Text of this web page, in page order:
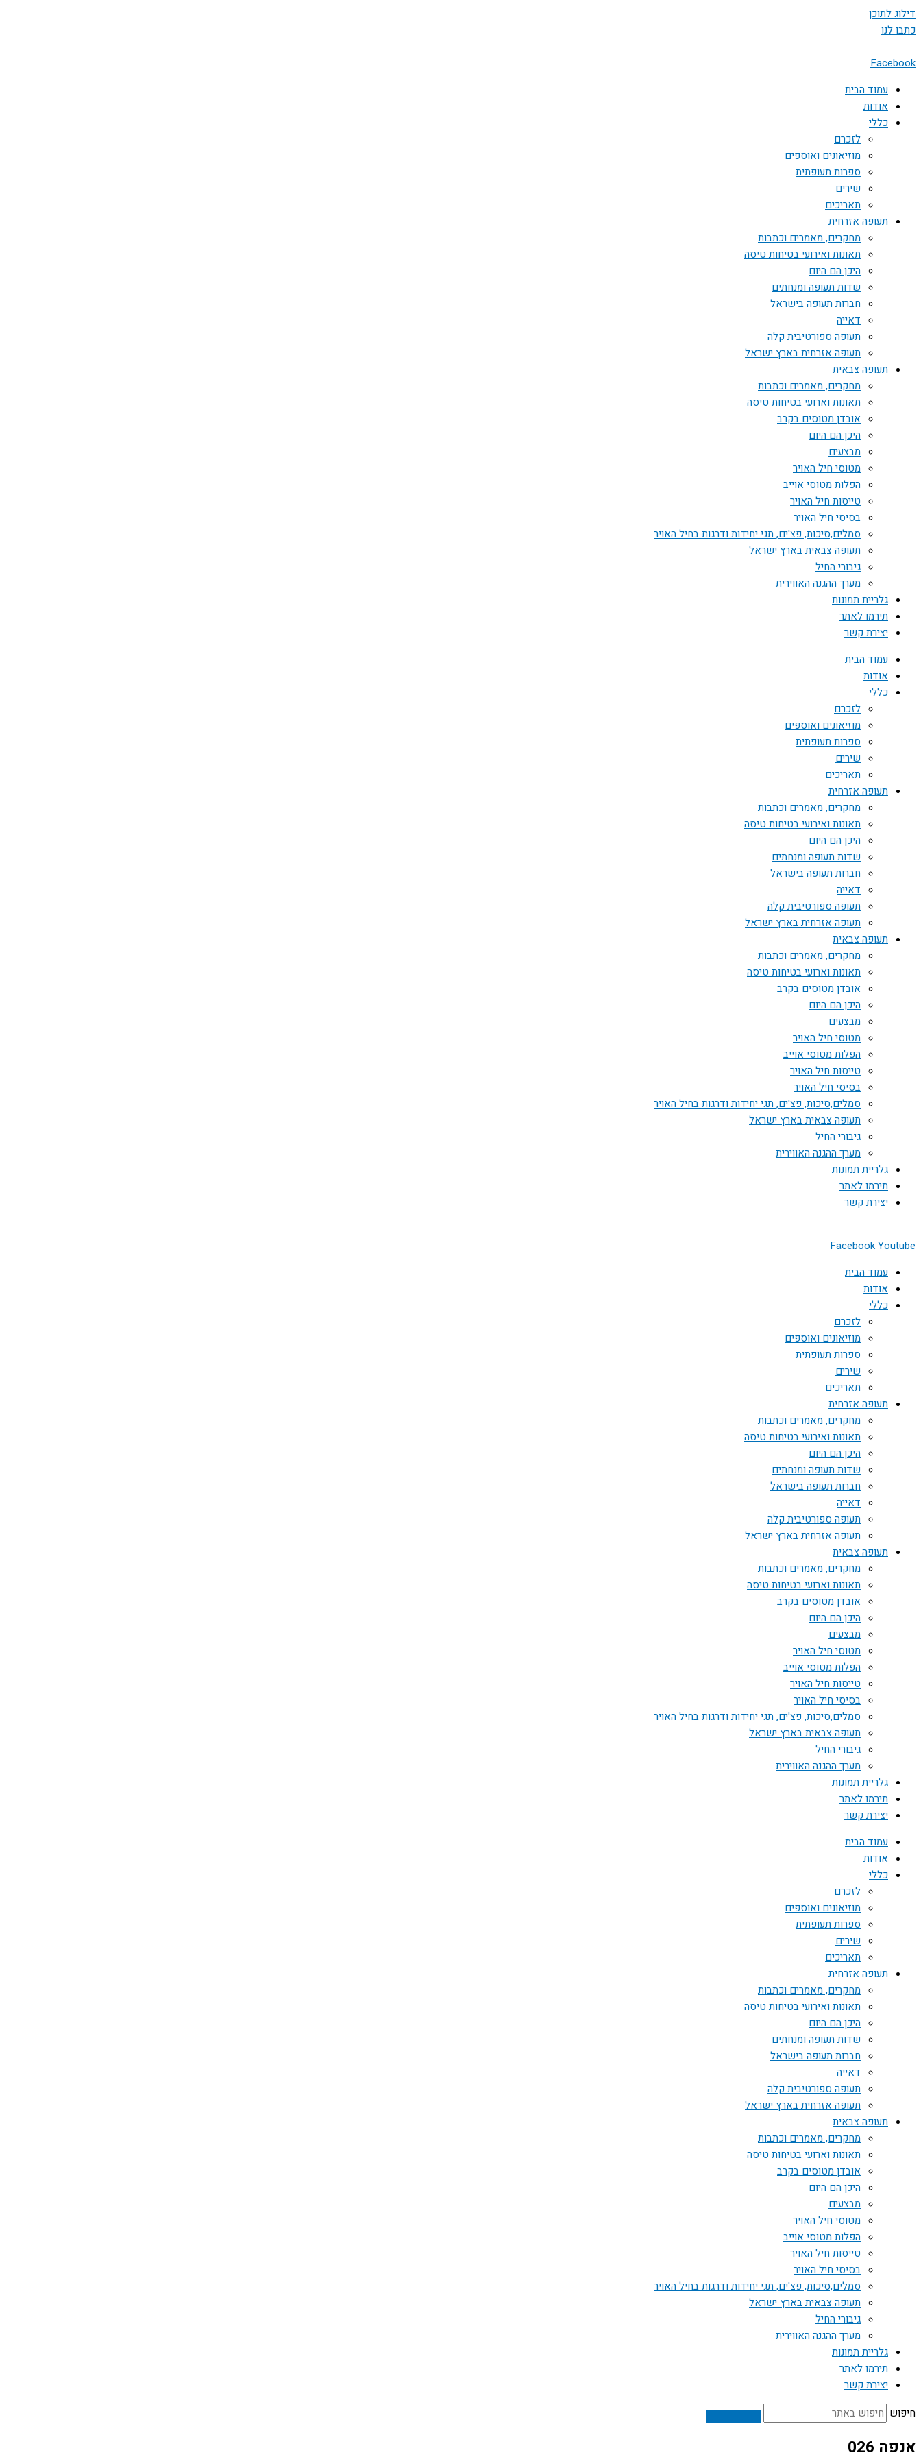
דילוג לתוכן
כתבו לנו
Facebook
עמוד הבית
אודות
כללי
לזכרם
מוזיאונים ואוספים
ספרות תעופתית
שירים
תאריכים
תעופה אזרחית
מחקרים, מאמרים וכתבות
תאונות ואירועי בטיחות טיסה
היכן הם היום
שדות תעופה ומנחתים
חברות תעופה בישראל
דאייה
תעופה ספורטיבית קלה
תעופה אזרחית בארץ ישראל
תעופה צבאית
מחקרים, מאמרים וכתבות
תאונות וארועי בטיחות טיסה
אובדן מטוסים בקרב
היכן הם היום
מבצעים
מטוסי חיל האויר
הפלות מטוסי אוייב
טייסות חיל האויר
בסיסי חיל האויר
סמלים,סיכות, פצ'ים, תגי יחידות ודרגות בחיל האויר
תעופה צבאית בארץ ישראל
גיבורי החיל
מערך ההגנה האווירית
גלריית תמונות
תירמו לאתר
יצירת קשר
עמוד הבית
אודות
כללי
לזכרם
מוזיאונים ואוספים
ספרות תעופתית
שירים
תאריכים
תעופה אזרחית
מחקרים, מאמרים וכתבות
תאונות ואירועי בטיחות טיסה
היכן הם היום
שדות תעופה ומנחתים
חברות תעופה בישראל
דאייה
תעופה ספורטיבית קלה
תעופה אזרחית בארץ ישראל
תעופה צבאית
מחקרים, מאמרים וכתבות
תאונות וארועי בטיחות טיסה
אובדן מטוסים בקרב
היכן הם היום
מבצעים
מטוסי חיל האויר
הפלות מטוסי אוייב
טייסות חיל האויר
בסיסי חיל האויר
סמלים,סיכות, פצ'ים, תגי יחידות ודרגות בחיל האויר
תעופה צבאית בארץ ישראל
גיבורי החיל
מערך ההגנה האווירית
גלריית תמונות
תירמו לאתר
יצירת קשר
FacebookYoutube
עמוד הבית
אודות
כללי
לזכרם
מוזיאונים ואוספים
ספרות תעופתית
שירים
תאריכים
תעופה אזרחית
מחקרים, מאמרים וכתבות
תאונות ואירועי בטיחות טיסה
היכן הם היום
שדות תעופה ומנחתים
חברות תעופה בישראל
דאייה
תעופה ספורטיבית קלה
תעופה אזרחית בארץ ישראל
תעופה צבאית
מחקרים, מאמרים וכתבות
תאונות וארועי בטיחות טיסה
אובדן מטוסים בקרב
היכן הם היום
מבצעים
מטוסי חיל האויר
הפלות מטוסי אוייב
טייסות חיל האויר
בסיסי חיל האויר
סמלים,סיכות, פצ'ים, תגי יחידות ודרגות בחיל האויר
תעופה צבאית בארץ ישראל
גיבורי החיל
מערך ההגנה האווירית
גלריית תמונות
תירמו לאתר
יצירת קשר
עמוד הבית
אודות
כללי
לזכרם
מוזיאונים ואוספים
ספרות תעופתית
שירים
תאריכים
תעופה אזרחית
מחקרים, מאמרים וכתבות
תאונות ואירועי בטיחות טיסה
היכן הם היום
שדות תעופה ומנחתים
חברות תעופה בישראל
דאייה
תעופה ספורטיבית קלה
תעופה אזרחית בארץ ישראל
תעופה צבאית
מחקרים, מאמרים וכתבות
תאונות וארועי בטיחות טיסה
אובדן מטוסים בקרב
היכן הם היום
מבצעים
מטוסי חיל האויר
הפלות מטוסי אוייב
טייסות חיל האויר
בסיסי חיל האויר
סמלים,סיכות, פצ'ים, תגי יחידות ודרגות בחיל האויר
תעופה צבאית בארץ ישראל
גיבורי החיל
מערך ההגנה האווירית
גלריית תמונות
תירמו לאתר
יצירת קשר
חיפוש
אנפה 026